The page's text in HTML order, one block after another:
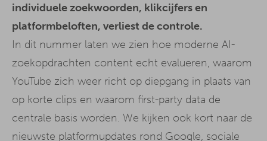
individuele zoekwoorden, klikcijfers en
platformbeloften, verliest de controle.
In dit nummer laten we zien hoe moderne AI-
zoekopdrachten content echt evalueren, waarom
YouTube zich weer richt op diepgang in plaats van
op korte clips en waarom first-party data de
centrale basis worden. We kijken ook kort naar de
nieuwste platformupdates rond Google, sociale